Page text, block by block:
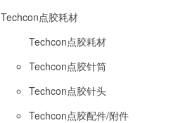
Techcon点胶耗材
Techcon点胶耗材
Techcon点胶针筒
Techcon点胶针头
Techcon点胶配件/附件